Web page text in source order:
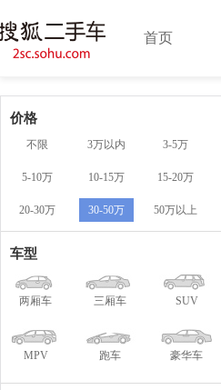
首页
价格
不限 3万以内 3-5万
5-10万 10-15万 15-20万
20-30万 30-50万 50万以上
车型
两厢车 三厢车 SUV
MPV 跑车 豪华车